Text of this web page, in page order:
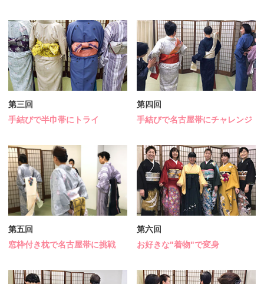
第三回
手結びで半巾帯にトライ
第四回
手結びで名古屋帯にチャレンジ
第五回
窓枠付き枕で名古屋帯に挑戦
第六回
お好きな"着物"で変身